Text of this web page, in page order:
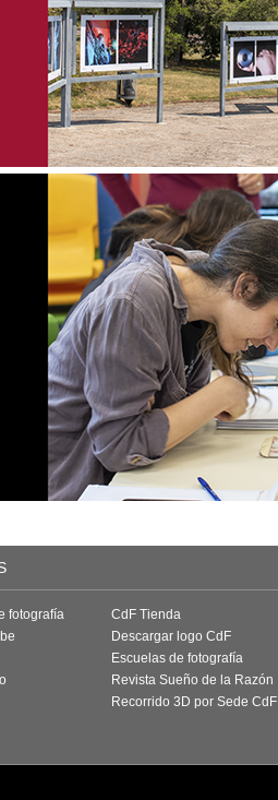
fotografía
CdF Tienda
Descargar logo CdF
Escuelas de fotografía
Revista Sueño de la Razón
Recorrido 3D por Sede CdF